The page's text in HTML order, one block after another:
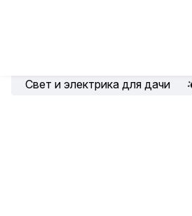
Свет и электрика для дачи